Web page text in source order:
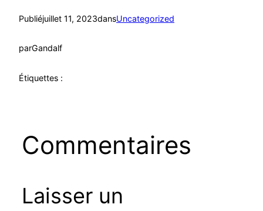
Publiéjuillet 11, 2023dansUncategorized
parGandalf
Étiquettes :
Commentaires
Laisser un